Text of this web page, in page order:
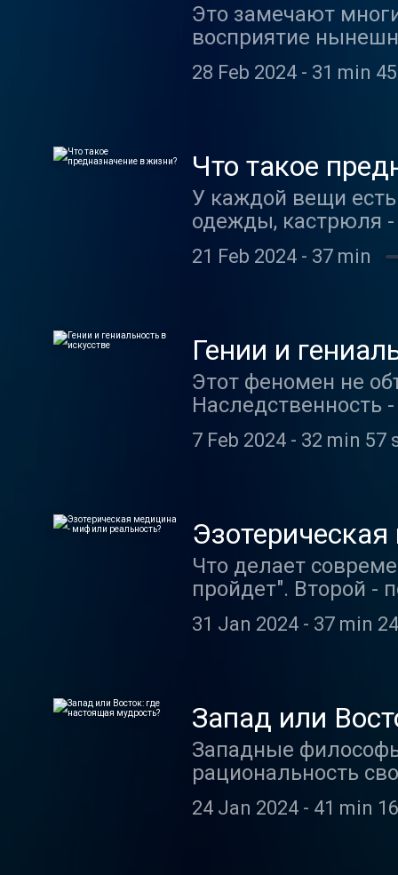
Это замечают
восприятие
земля стала
очень маленькую
планете (и это не
конфигурации
"Природа вещей"
Зотов.
28 Feb 2024 - 31 min
Что такое
У каждой вещи
одежды, кастрюля
спорить о смысле
создания
получится ли? Эти
вещей" -
и Владимиру
21 Feb 2024 - 37 min
Гении и
Этот феномен не
Наследственность
восприятие того,
бывает, нам не
творение, можно с
непреходящий
феномене
гениальные
вещей" говорим с
7 Feb 2024 - 32 min 57
Что делает
пройдет". Второй -
группе в
если и это не
Насколько
отрасли?
научных работ на
вещей".
31 Jan 2024 - 37 min
Запад или
Западные
рациональность
обращается к
субъективным. Тем
24 Jan 2024 - 41 min